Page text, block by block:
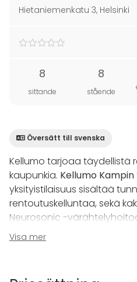
Hietaniemenkatu 3, Helsinki
8
sittande
8
stående
Översätt till svenska
Kellumo tarjoaa täydellistä
kaupunkia. Kellumo Kampin
yksityistilaisuus sisältää
rentoutuskelluntaa, sekä
Neurosonic -
Neurosonic sopivat lähes
Kellumon palvelut tarjoavat
Visa mer